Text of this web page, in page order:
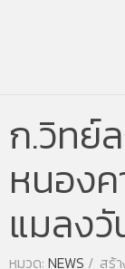
ก.วิทย์
หนอง
แมลงวั
หมวด: NEWS สร้